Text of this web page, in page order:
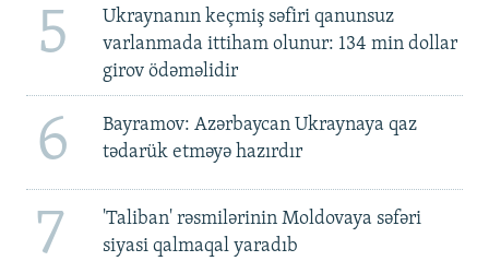
5
Ukraynanın keçmiş səfiri qanunsuz
varlanmada ittiham olunur: 134 min dollar
girov ödəməlidir
6
Bayramov: Azərbaycan Ukraynaya qaz
tədarük etməyə hazırdır
7
'Taliban' rəsmilərinin Moldovaya səfəri
siyasi qalmaqal yaradıb